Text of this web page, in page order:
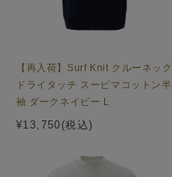
【再入荷】Surf Knit クルーネック
ドライタッチ スーピマコットン半
袖 ダークネイビー L
¥13,750(税込)